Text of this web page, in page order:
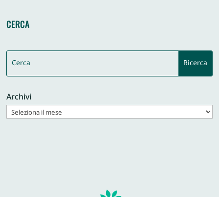
CERCA
Archivi